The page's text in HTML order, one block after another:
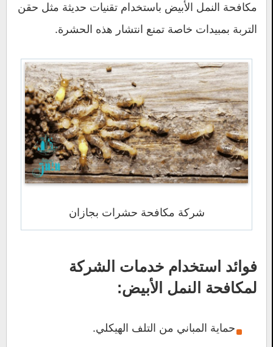
مكافحة النمل الأبيض باستخدام تقنيات حديثة مثل حقن
التربة بمبيدات خاصة تمنع انتشار هذه الحشرة.
شركة مكافحة حشرات بجازان
فوائد استخدام خدمات الشركة
لمكافحة النمل الأبيض:
حماية المباني من التلف الهيكلي.